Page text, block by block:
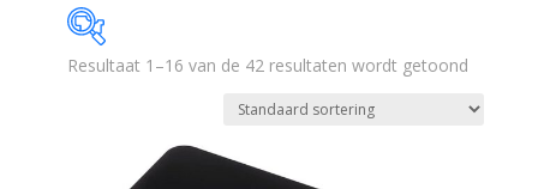
232
Resultaat 1–16 van de 42 resultaten wordt getoond